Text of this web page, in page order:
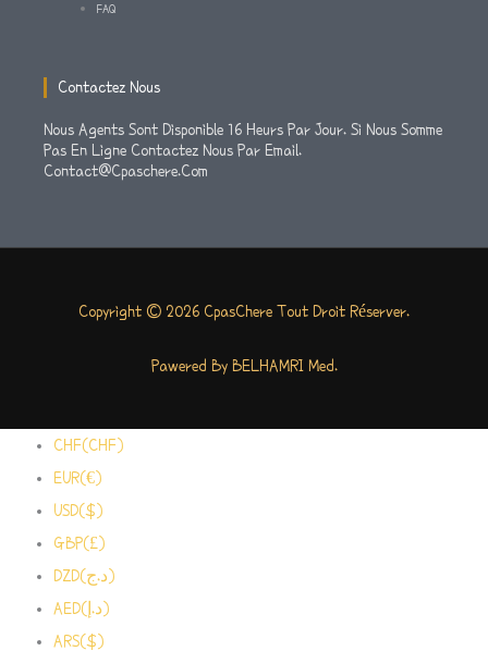
FAQ
Contactez Nous
Nous Agents Sont Disponible 16 Heurs Par Jour. Si Nous Somme
Pas En Ligne Contactez Nous Par Email.
Contact@cpaschere.com
Copyright © 2026 CpasChere Tout Droit Réserver.
Pawered By BELHAMRI Med.
CHF(CHF)
EUR(€)
USD($)
GBP(£)
DZD(د.ج)
AED(د.إ)
ARS($)